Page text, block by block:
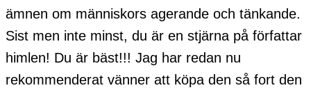
ämnen om människors agerande och tänkande.
Sist men inte minst, du är en stjärna på författar
himlen! Du är bäst!!! Jag har redan nu
rekommenderat vänner att köpa den så fort den